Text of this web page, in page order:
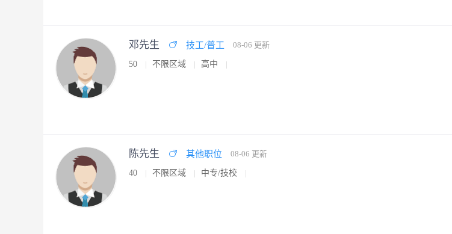
邓先生 技工/普工 08-06 更新
50 不限区域 高中
陈先生 其他职位 08-06 更新
40 不限区域 中专/技校